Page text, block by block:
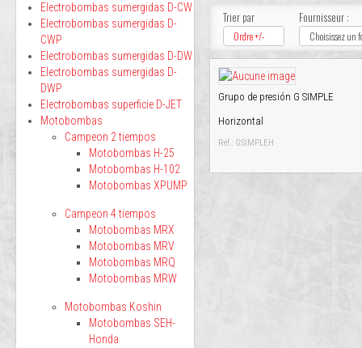
Trier par
Ordre +/-
Fournisseur :
Choisissez un
Grupo de presión G SIMPLE
Horizontal
Réf.: GSIMPLEH
Electrobombas sumergidas D-CW
Electrobombas sumergidas D-
CWP
Electrobombas sumergidas D-DW
Electrobombas sumergidas D-
DWP
Electrobombas superficie D-JET
Motobombas
Campeon 2 tiempos
Motobombas H-25
Motobombas H-102
Motobombas XPUMP
Campeon 4 tiempos
Motobombas MRX
Motobombas MRV
Motobombas MRQ
Motobombas MRW
Motobombas Koshin
Motobombas SEH-
Honda